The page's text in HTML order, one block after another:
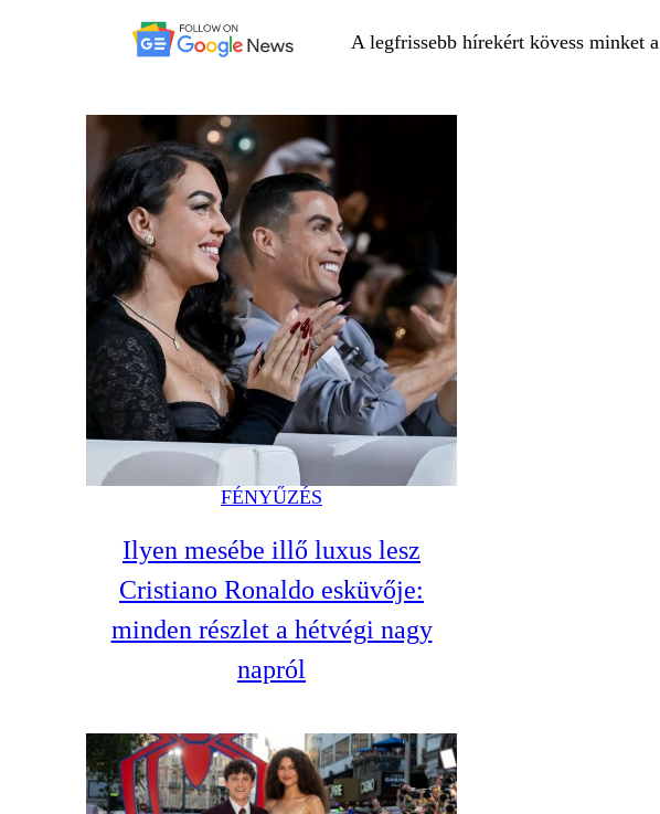
A legfrissebb hírekért kövess minket a
FÉNYŰZÉS
Ilyen mesébe illő luxus lesz
Cristiano Ronaldo esküvője:
minden részlet a hétvégi nagy
napról